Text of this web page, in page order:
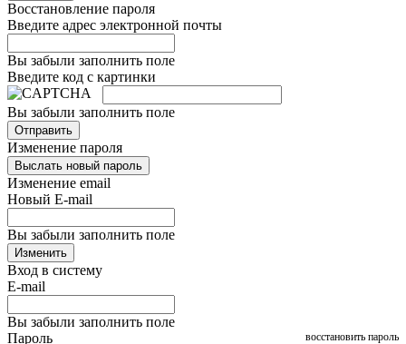
Восстановление пароля
Введите адрес электронной почты
Вы забыли заполнить поле
Введите код с картинки
Вы забыли заполнить поле
Отправить
Изменение пароля
Выслать новый пароль
Изменение email
Новый E-mail
Вы забыли заполнить поле
Изменить
Вход в систему
E-mail
Вы забыли заполнить поле
Пароль
восстановить пароль